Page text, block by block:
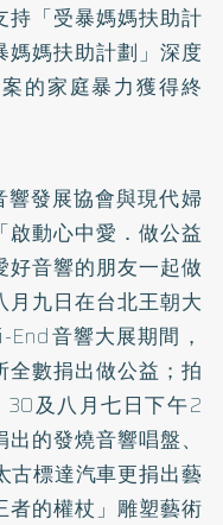
持「受暴媽媽扶助計
媽媽扶助計劃」深度
的家庭暴力獲得終
響發展協會與現代婦
動心中愛．做公益
音響的朋友一起做
九日在台北王朝大
音響大展期間，
數捐出做公益；拍
30及八月七日下午2
的發燒音響唱盤、
古標達汽車更捐出藝
者的權杖」雕塑藝術